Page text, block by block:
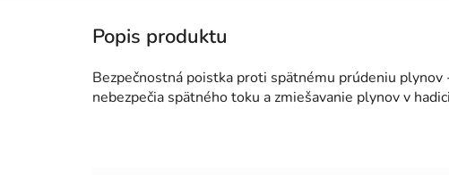
Bezpečnostná poistka proti spätnému prúdeniu
nebezpečia spätného toku a zmiešavanie plynov v